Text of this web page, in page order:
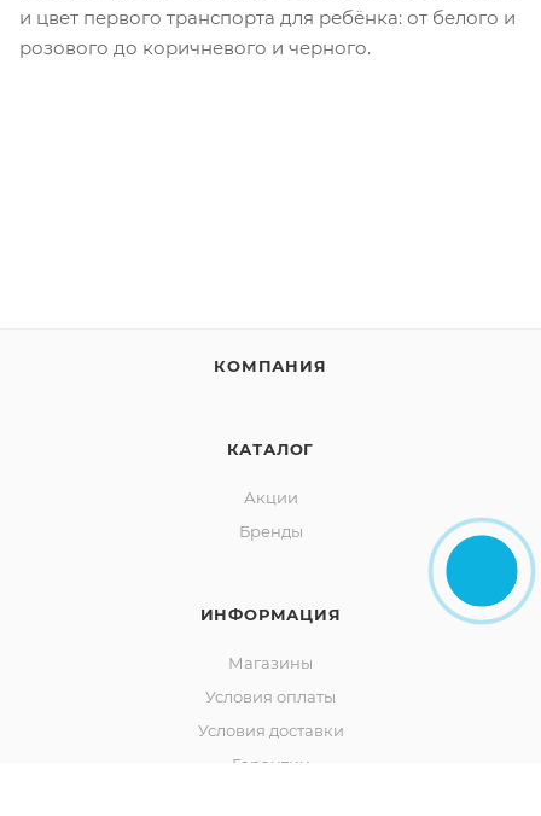
и цвет первого транспорта для ребёнка: от белого и
розового до коричневого и черного.
КОМПАНИЯ
КАТАЛОГ
Акции
Бренды
ИНФОРМАЦИЯ
Магазины
Условия оплаты
Условия доставки
Гарантии